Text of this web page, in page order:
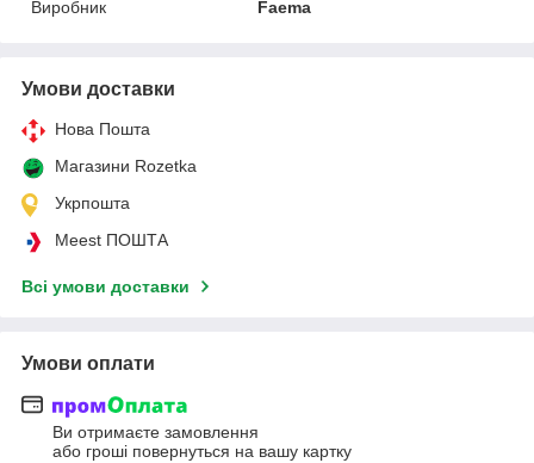
Виробник
Faema
Умови доставки
Нова Пошта
Магазини Rozetka
Укрпошта
Meest ПОШТА
Всі умови доставки
Умови оплати
Ви отримаєте замовлення
або гроші повернуться на вашу картку